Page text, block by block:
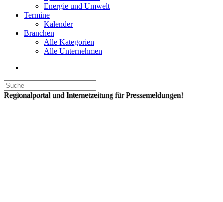
Energie und Umwelt
Termine
Kalender
Branchen
Alle Kategorien
Alle Unternehmen
Regionalportal und Internetzeitung für Pressemeldungen!